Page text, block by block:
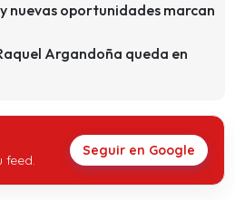
nuevas oportunidades marcan
Argandoña queda en
Seguir en Google